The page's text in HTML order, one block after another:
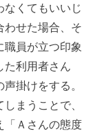
なくてもいいじ
わせた場合、そ
職員が立つ印象
た利用者さん
掛けをする。
まうことで、
「Ａさんの態度